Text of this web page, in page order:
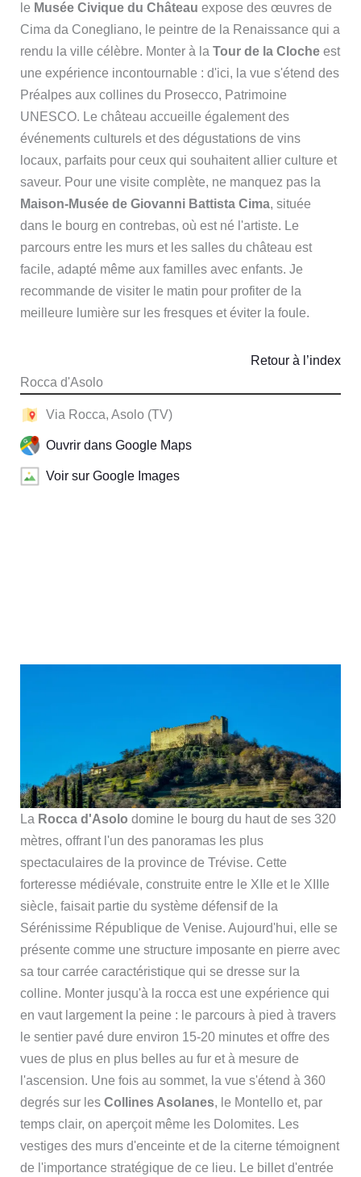
le Musée Civique du Château expose des œuvres de
Cima da Conegliano, le peintre de la Renaissance qui a
rendu la ville célèbre. Monter à la Tour de la Clocheest
une expérience incontournable : d'ici, la vue s'étend des
Préalpes aux collines du Prosecco, Patrimoine
UNESCO. Le château accueille également des
événements culturels et des dégustations de vins
locaux, parfaits pour ceux qui souhaitent allier culture et
saveur. Pour une visite complète, ne manquez pas la
Maison-Musée de Giovanni Battista Cima, située
dans le bourg en contrebas, où est né l'artiste. Le
parcours entre les murs et les salles du château est
facile, adapté même aux familles avec enfants. Je
recommande de visiter le matin pour profiter de la
meilleure lumière sur les fresques et éviter la foule.
Rocca d'Asolo
Retour à l’index
Via Rocca, Asolo (TV)
Ouvrir dans Google Maps
Voir sur Google Images
La Rocca d'Asolo domine le bourg du haut de ses 320
mètres, offrant l'un des panoramas les plus
spectaculaires de la province de Trévise. Cette
forteresse médiévale, construite entre le XIIe et le XIIIe
siècle, faisait partie du système défensif de la
Sérénissime République de Venise. Aujourd'hui, elle se
présente comme une structure imposante en pierre avec
sa tour carrée caractéristique qui se dresse sur la
colline. Monter jusqu'à la rocca est une expérience qui
en vaut largement la peine : le parcours à pied à travers
le sentier pavé dure environ 15-20 minutes et offre des
vues de plus en plus belles au fur et à mesure de
l'ascension. Une fois au sommet, la vue s'étend à 360
degrés sur les Collines Asolanes, le Montello et, par
temps clair, on aperçoit même les Dolomites. Les
vestiges des murs d'enceinte et de la citerne témoignent
de l'importance stratégique de ce lieu. Le billet d'entrée